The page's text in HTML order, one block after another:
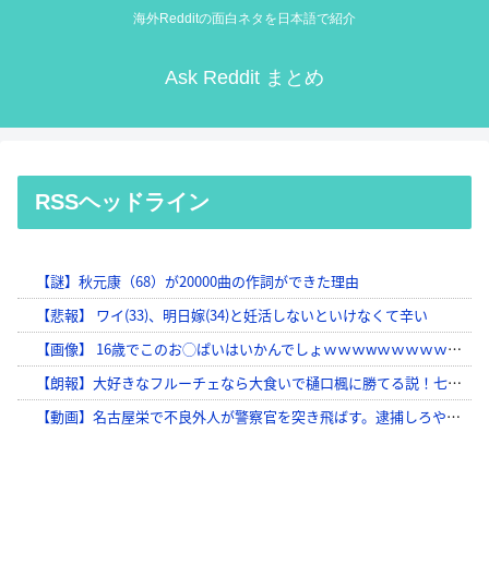
海外Redditの面白ネタを日本語で紹介
Ask Reddit まとめ
RSSヘッドライン